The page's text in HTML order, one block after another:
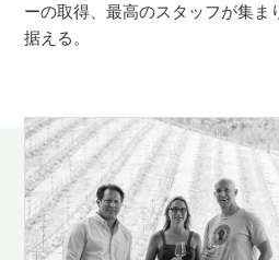
ーの取得、最高のスタッフが集ま
据える。